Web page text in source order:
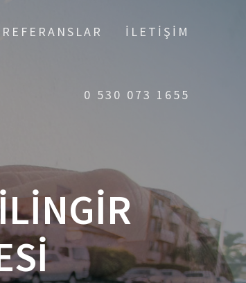
REFERANSLAR İLETIŞIM
0 530 073 1655